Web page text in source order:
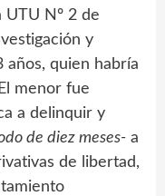
UTU Nº 2 de
y
quien habría
menor fue
a delinquir y
de diez meses- a
de libertad,